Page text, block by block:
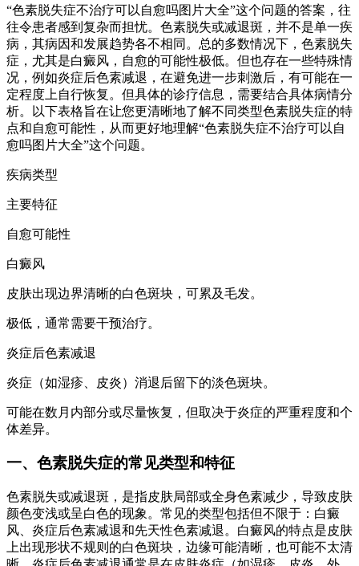
“色素脱失症不治疗可以自愈吗图片大全”这个问题的答案，往
往令患者感到复杂而担忧。色素脱失或减退斑，并不是单一疾
病，其病因和发展趋势各不相同。总的多数情况下，色素脱失
症，尤其是白癜风，自愈的可能性极低。但也存在一些特殊情
况，例如炎症后色素减退，在避免进一步刺激后，有可能在一
定程度上自行恢复。但具体的诊疗信息，需要结合具体病情分
析。以下表格旨在让您更清晰地了解不同类型色素脱失症的特
点和自愈可能性，从而更好地理解“色素脱失症不治疗可以自
愈吗图片大全”这个问题。
疾病类型
主要特征
自愈可能性
白癜风
皮肤出现边界清晰的白色斑块，可累及毛发。
极低，通常需要干预治疗。
炎症后色素减退
炎症（如湿疹、皮炎）消退后留下的淡色斑块。
可能在数月内部分或尽量恢复，但取决于炎症的严重程度和个
体差异。
一、色素脱失症的常见类型和特征
色素脱失或减退斑，是指皮肤局部或全身色素减少，导致皮肤
颜色变浅或呈白色的现象。常见的类型包括但不限于：白癜
风、炎症后色素减退和先天性色素减退。白癜风的特点是皮肤
上出现形状不规则的白色斑块，边缘可能清晰，也可能不太清